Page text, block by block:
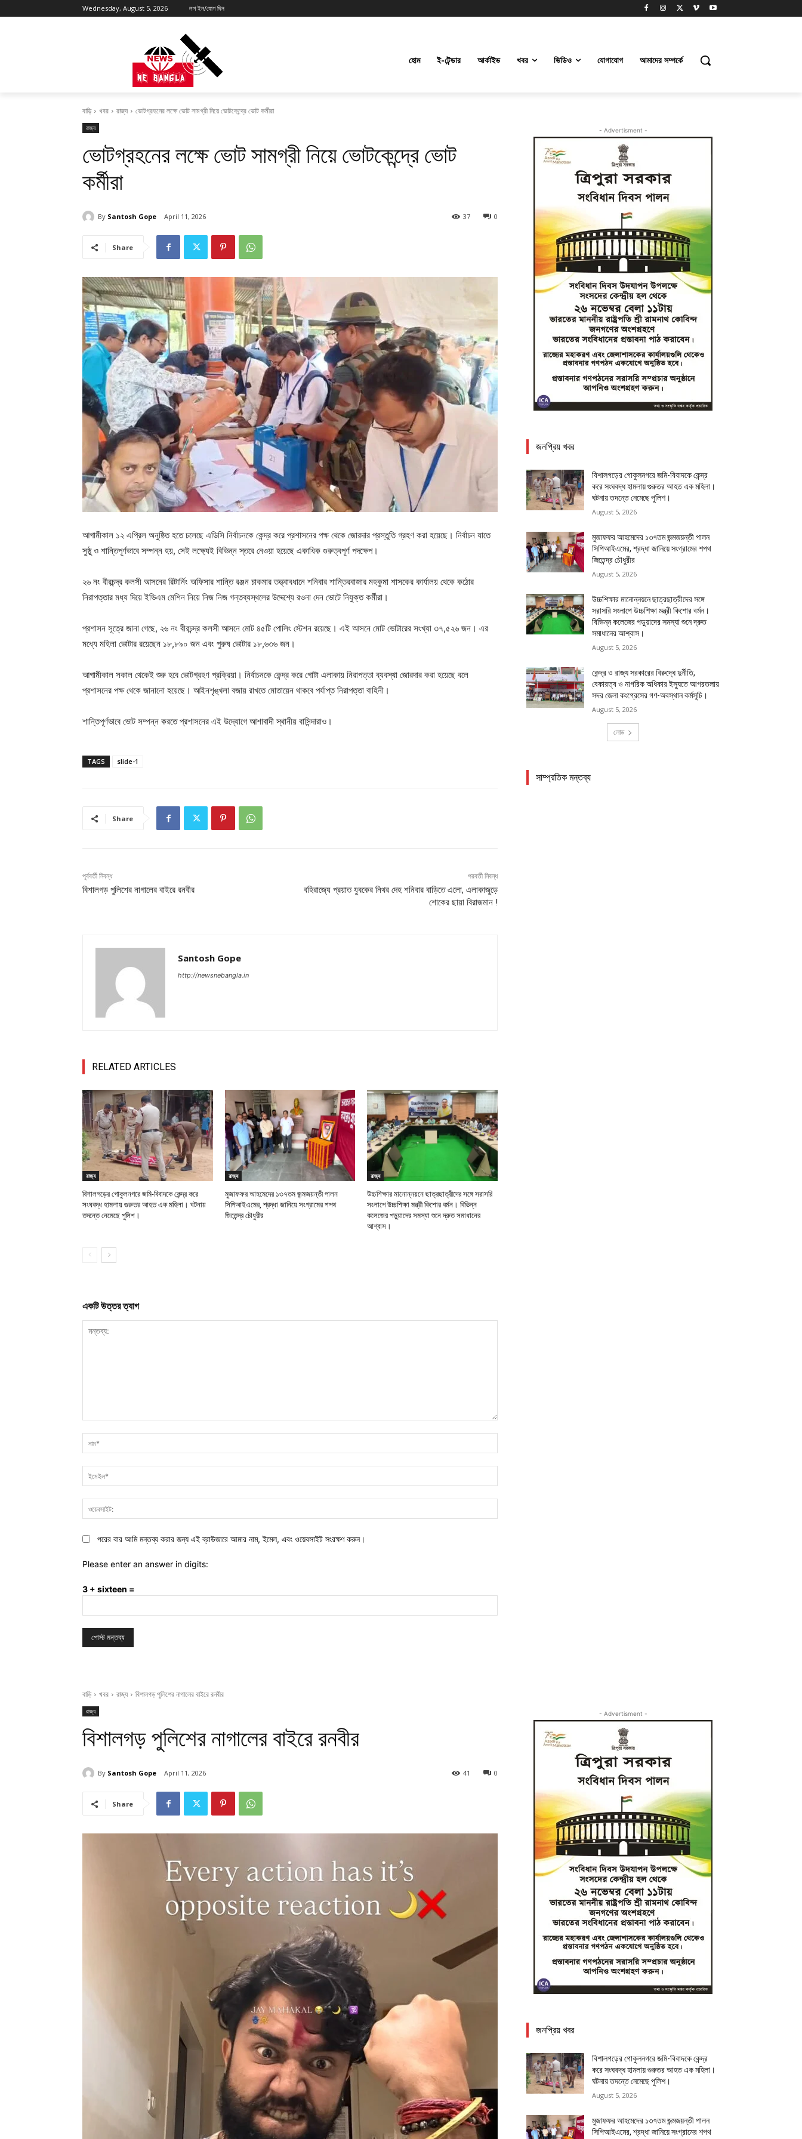
Wednesday, August 5, 2026 লগ ইন/যোগ দিন
হোম ই-টেন্ডার আর্কাইভ খবর ভিডিও যোগাযোগ আমাদের সম্পর্কে
বাড়ি খবর রাজ্য ভোটগ্রহনের লক্ষে ভোট সামগ্রী নিয়ে ভোটকেন্দ্রে ভোট কর্মীরা
রাজ্য
ভোটগ্রহনের লক্ষে ভোট সামগ্রী নিয়ে ভোটকেন্দ্রে ভোট
কর্মীরা
By Santosh Gope April 11, 2026 0
37
Share
আগামীকাল ১২ এপ্রিল অনুষ্ঠিত হতে চলেছে এডিসি নির্বাচনকে কেন্দ্র করে প্রশাসনের পক্ষ থেকে জোরদার প্রস্তুতি গ্রহণ করা হয়েছে। নির্বাচন যাতে
সুষ্ঠু ও শান্তিপূর্ণভাবে সম্পন্ন হয়, সেই লক্ষ্যেই বিভিন্ন স্তরে নেওয়া হয়েছে একাধিক গুরুত্বপূর্ণ পদক্ষেপ।
২৬ নং বীরচন্দ্র কলসী আসনের রিটার্নিং অফিসার শান্তি রঞ্জন চাকমার তত্ত্বাবধানে শনিবার শান্তিরবাজার মহকুমা শাসকের কার্যালয় থেকে কঠোর
নিরাপত্তার মধ্য দিয়ে ইভিএম মেশিন নিয়ে নিজ নিজ গন্তব্যস্থলের উদ্দেশ্যে রওনা দেন ভোটে নিযুক্ত কর্মীরা।
প্রশাসন সূত্রে জানা গেছে, ২৬ নং বীরচন্দ্র কলসী আসনে মোট ৪৫টি পোলিং স্টেশন রয়েছে। এই আসনে মোট ভোটারের সংখ্যা ৩৭,৫২৬ জন। এর
মধ্যে মহিলা ভোটার রয়েছেন ১৮,৮৯০ জন এবং পুরুষ ভোটার ১৮,৬৩৬ জন।
আগামীকাল সকাল থেকেই শুরু হবে ভোটগ্রহণ প্রক্রিয়া। নির্বাচনকে কেন্দ্র করে গোটা এলাকায় নিরাপত্তা ব্যবস্থা জোরদার করা হয়েছে বলে
প্রশাসনের পক্ষ থেকে জানানো হয়েছে। আইনশৃঙ্খলা বজায় রাখতে মোতায়েন থাকবে পর্যাপ্ত নিরাপত্তা বাহিনী।
শান্তিপূর্ণভাবে ভোট সম্পন্ন করতে প্রশাসনের এই উদ্যোগে আশাবাদী স্থানীয় বাসিন্দারাও।
TAGS slide-1
Share
পূর্ববর্তী নিবন্ধ
বিশালগড় পুলিশের নাগালের বাইরে রনবীর
পরবর্তী নিবন্ধ
বহিরাজ্যে প্রয়াত যুবকের নিথর দেহ শনিবার বাড়িতে এলো, এলাকাজুড়ে
শোকের ছায়া বিরাজমান !
Santosh Gope
http://newsnebangla.in
RELATED ARTICLES
রাজ্য
বিশালগড়ের গোকুলনগরে জমি-বিবাদকে কেন্দ্র করে
সংঘবদ্ধ হামলায় গুরুতর আহত এক মহিলা। ঘটনায়
তদন্তে নেমেছে পুলিশ।
রাজ্য
মুজাফফর আহমেদের ১৩৭তম জন্মজয়ন্তী পালন
সিপিআইএমের, শ্রদ্ধা জানিয়ে সংগ্রামের শপথ
জিতেন্দ্র চৌধুরীর
রাজ্য
উচ্চশিক্ষার মানোন্নয়নে ছাত্রছাত্রীদের সঙ্গে সরাসরি
সংলাপে উচ্চশিক্ষা মন্ত্রী কিশোর বর্মন। বিভিন্ন
কলেজের পড়ুয়াদের সমস্যা শুনে দ্রুত সমাধানের
আশ্বাস।
একটি উত্তর ত্যাগ
পরের বার আমি মন্তব্য করার জন্য এই ব্রাউজারে আমার নাম, ইমেল, এবং ওয়েবসাইট সংরক্ষণ করুন।
Please enter an answer in digits:
3 + sixteen =
- Advertisment -
জনপ্রিয় খবর
বিশালগড়ের গোকুলনগরে জমি-বিবাদকে কেন্দ্র
করে সংঘবদ্ধ হামলায় গুরুতর আহত এক মহিলা।
ঘটনায় তদন্তে নেমেছে পুলিশ।
August 5, 2026
মুজাফফর আহমেদের ১৩৭তম জন্মজয়ন্তী পালন
সিপিআইএমের, শ্রদ্ধা জানিয়ে সংগ্রামের শপথ
জিতেন্দ্র চৌধুরীর
August 5, 2026
উচ্চশিক্ষার মানোন্নয়নে ছাত্রছাত্রীদের সঙ্গে
সরাসরি সংলাপে উচ্চশিক্ষা মন্ত্রী কিশোর বর্মন।
বিভিন্ন কলেজের পড়ুয়াদের সমস্যা শুনে দ্রুত
সমাধানের আশ্বাস।
August 5, 2026
কেন্দ্র ও রাজ্য সরকারের বিরুদ্ধে দুর্নীতি,
বেকারত্ব ও নাগরিক অধিকার ইস্যুতে আগরতলায়
সদর জেলা কংগ্রেসের গণ-অবস্থান কর্মসূচি।
August 5, 2026
লোড
সাম্প্রতিক মন্তব্য